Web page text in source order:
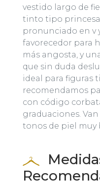
vestido largo de
tinto tipo
pronunciado en v
favorecedor para
más angosta, y
que sin duda
ideal para figuras
recomendamos
con código
graduaciones.
tonos de piel muy